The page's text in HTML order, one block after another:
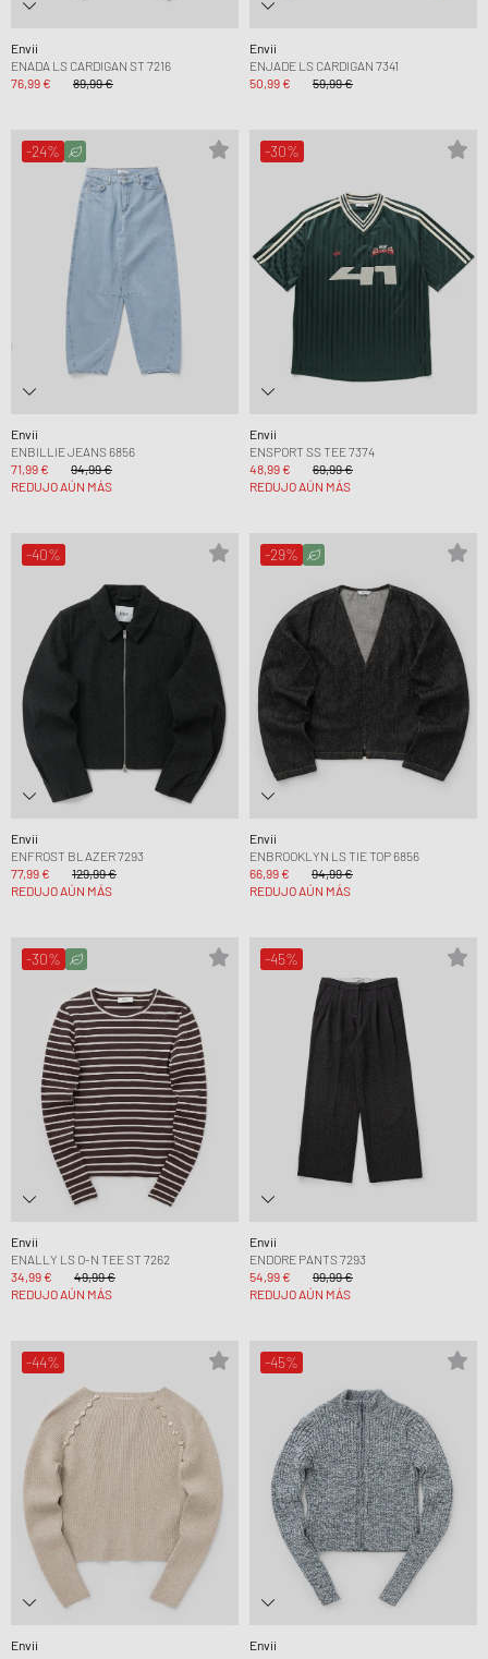
Envii
ENADA LS CARDIGAN ST 7216
76,99 €
89,99 €
Envii
ENJADE LS CARDIGAN 7341
50,99 €
59,99 €
-24%
Envii
ENBILLIE JEANS 6856
71,99 €
94,99 €
REDUJO AÚN MÁS
-30%
Envii
ENSPORT SS TEE 7374
48,99 €
69,99 €
REDUJO AÚN MÁS
-40%
Envii
ENFROST BLAZER 7293
77,99 €
129,99 €
REDUJO AÚN MÁS
-29%
Envii
ENBROOKLYN LS TIE TOP 6856
66,99 €
94,99 €
REDUJO AÚN MÁS
-30%
Envii
ENALLY LS O-N TEE ST 7262
34,99 €
49,99 €
REDUJO AÚN MÁS
-45%
Envii
ENDORE PANTS 7293
54,99 €
99,99 €
REDUJO AÚN MÁS
-44%
Envii
-45%
Envii